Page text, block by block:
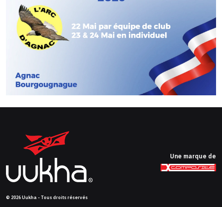
Une marque de
© 2026 Uukha - Tous droits réservés